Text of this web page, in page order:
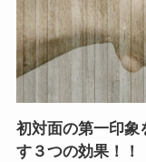
初対面の第一印象
す３つの効果！！